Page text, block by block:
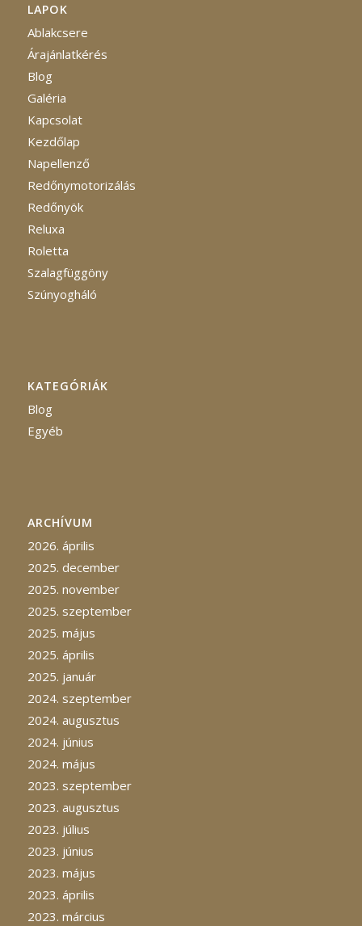
LAPOK
Ablakcsere
Árajánlatkérés
Blog
Galéria
Kapcsolat
Kezdőlap
Napellenző
Redőnymotorizálás
Redőnyök
Reluxa
Roletta
Szalagfüggöny
Szúnyogháló
KATEGÓRIÁK
Blog
Egyéb
ARCHÍVUM
2026. április
2025. december
2025. november
2025. szeptember
2025. május
2025. április
2025. január
2024. szeptember
2024. augusztus
2024. június
2024. május
2023. szeptember
2023. augusztus
2023. július
2023. június
2023. május
2023. április
2023. március